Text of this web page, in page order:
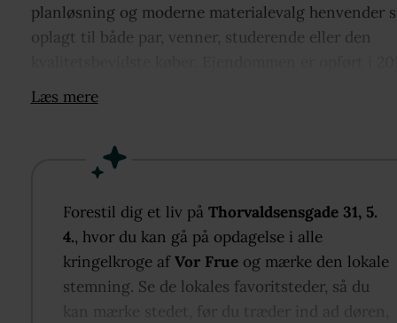
planløsning og moderne materialevalg henvender
oplagt til både par, venner, studerende eller den
og fremstår moderne, stilren og indflytningsklar.
køkkenalrum og stue, hvor de store vinduespartier
atmosfære understreget af den gode loftshøjde og
lyse materialer. Herfra er der direkte udgang til en
dejlig altan, som fungerer som en naturlig
af opholdsrummet.
Læs mere
Forestil dig et liv påThorvaldsensgade 31, 5.
4., hvor du kan gå på opdagelse i alle
kringelkroge afVor Frue og mærke den lokale
stemning. Se de lokales favoritsteder, så du
kan mærke stedet, før du træder ind ad døren,